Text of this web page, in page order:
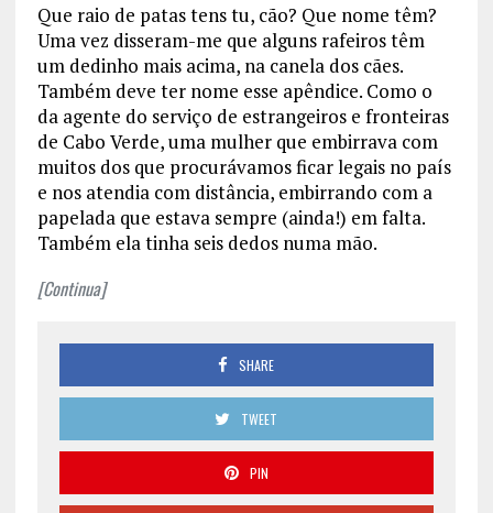
Que raio de patas tens tu, cão? Que nome têm?
Uma vez disseram-me que alguns rafeiros têm
um dedinho mais acima, na canela dos cães.
Também deve ter nome esse apêndice. Como o
da agente do serviço de estrangeiros e fronteiras
de Cabo Verde, uma mulher que embirrava com
muitos dos que procurávamos ficar legais no país
e nos atendia com distância, embirrando com a
papelada que estava sempre (ainda!) em falta.
Também ela tinha seis dedos numa mão.
[Continua]
SHARE
TWEET
PIN